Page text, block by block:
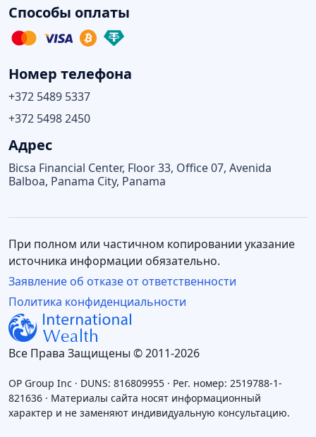
Способы оплаты
Номер телефона
+372 5489 5337
+372 5498 2450
Адрес
Bicsa Financial Center, Floor 33, Office 07, Avenida
Balboa, Panama City, Panama
Все Права Защищены © 2011-2026
Политика конфиденциальности
При полном или частичном копировании указание
источника информации обязательно.
Заявление об отказе от ответственности
OP Group Inc · DUNS: 816809955 · Рег. номер: 2519788-1-
821636 · Материалы сайта носят информационный
характер и не заменяют индивидуальную консультацию.